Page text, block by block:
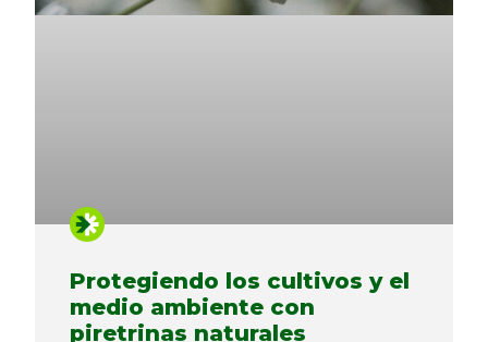
Protegiendo los cultivos y el
medio ambiente con
piretrinas naturales